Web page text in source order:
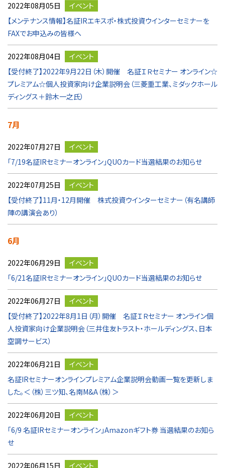
2022年08月05日
イベント
【メンテナンス情報】名証IRエキスポ・株式投資ウインターセミナーを
FAXでお申込みの皆様へ
2022年08月04日
イベント
【受付終了】2022年9月22日（木）開催 名証ＩＲセミナー オンライン☆
プレミアム☆個人投資家向け企業説明会（三菱重工業、ミダックホール
ディングス＋鈴木一之氏）
7月
2022年07月27日
イベント
「7/19名証IRセミナーオンライン」QUOカード当選結果のお知らせ
2022年07月25日
イベント
【受付終了】11月・12月開催 株式投資ウインターセミナー（有名講師
陣の講演会あり）
6月
2022年06月29日
イベント
「6/21名証IRセミナーオンライン」QUOカード当選結果のお知らせ
2022年06月27日
イベント
【受付終了】2022年8月1日（月）開催 名証ＩＲセミナー オンライン個
人投資家向け企業説明会（三井住友トラスト・ホールディングス、日本
空調サービス）
2022年06月21日
イベント
名証IRセミナーオンラインプレミアム企業説明会動画一覧を更新しま
した。＜（株）三ツ知、名南M&A（株）＞
2022年06月20日
イベント
「6/9 名証IRセミナーオンライン」Amazonギフト券 当選結果のお知ら
せ
2022年06月15日 イベント